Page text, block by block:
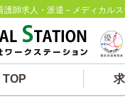
護師求人・派遣－メディカル
TOP